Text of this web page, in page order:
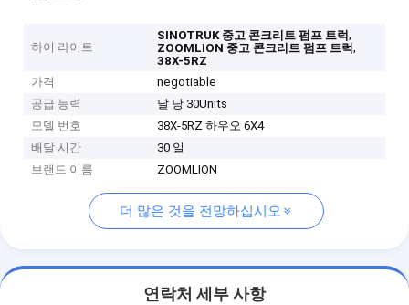
하이 라이트
SINOTRUK 중고 콘크리트 펌프 트럭,
ZOOMLION 중고 콘크리트 펌프 트럭,
38X-5RZ
가격
negotiable
공급 능력
달 당 30Units
모델 번호
38X-5RZ 하우오 6X4
배달 시간
30 일
브랜드 이름
ZOOMLION
더 많은 것을 전망하십시오
연락처 세부 사항